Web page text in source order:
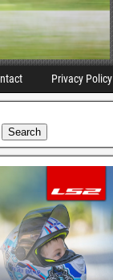
Privacy Policy
Search